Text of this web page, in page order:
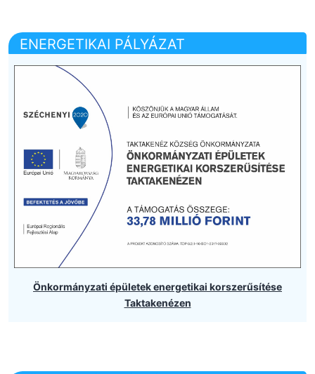
ENERGETIKAI PÁLYÁZAT
Önkormányzati épületek energetikai korszerűsítése
Taktakenézen